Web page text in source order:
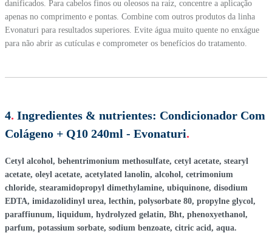
danificados. Para cabelos finos ou oleosos na raiz, concentre a aplicação
apenas no comprimento e pontas. Combine com outros produtos da linha
Evonaturi para resultados superiores. Evite água muito quente no enxágue
para não abrir as cutículas e comprometer os benefícios do tratamento.
4. Ingredientes & nutrientes: Condicionador Com
Colágeno + Q10 240ml - Evonaturi.
Cetyl alcohol, behentrimonium methosulfate, cetyl acetate, stearyl
acetate, oleyl acetate, acetylated lanolin, alcohol, cetrimonium
chloride, stearamidopropyl dimethylamine, ubiquinone, disodium
EDTA, imidazolidinyl urea, lecthin, polysorbate 80, propylne glycol,
paraffiunum, liquidum, hydrolyzed gelatin, Bht, phenoxyethanol,
parfum, potassium sorbate, sodium benzoate, citric acid, aqua.